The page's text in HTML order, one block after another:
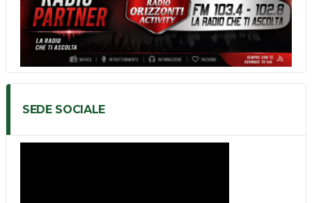
SEDE SOCIALE